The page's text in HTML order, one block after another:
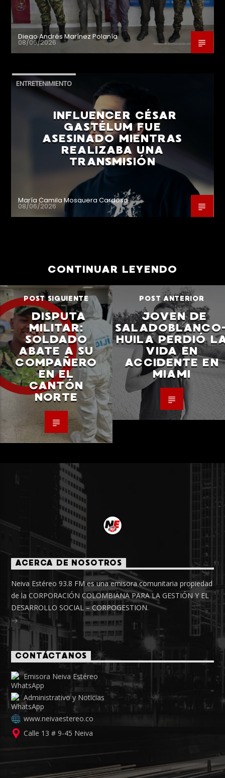
Diego Andrés Marínez Polanía
08/06/2026
ENTRETENIMIENTO
INFLUENCER CÉSAR
GASTÉLUM FUE
ASESINADO MIENTRAS
REALIZABA UNA
TRANSMISIÓN
María Camila Mosquera Cardoso
08/06/2026
CONTINUAR LEYENDO
POST SIGUIENTE
DISPUTA
MILITAR:
SOLDADO
ABATE A SU
COMPAÑERO
EN EL
CANTÓN
NORTE
POST ANTERIOR
JOVEN DE
HUILA PERDIÓ
VIDA EN
ACCIDENTE EN
MIAMI
ACERCA DE NOSOTROS
Neiva Estéreo 93.8 FM es una emisora comunitaria propiedad
de la CORPORACIÓN COLOMBIANA PARA LA GESTIÓN Y EL
DESARROLLO SOCIAL – CORPOGESTION.
CONTÁCTANOS
Emisora Neiva Estéreo
Administrativo y Noticias
www.neivaestereo.co
Calle 13 # 9-45 Neiva